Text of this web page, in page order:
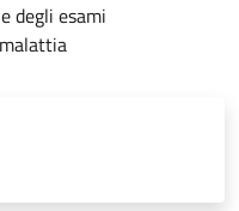
degli esami